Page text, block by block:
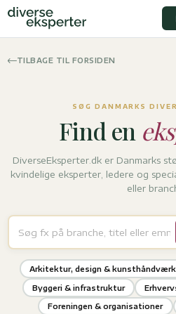
TILBAGE TIL FORSIDEN
SØG DANMARKS
Find en
DiverseEksperter.dk er Danmarks
kvindelige eksperter, ledere og
eller
Arkitektur, design & kunsthåndværk
Byggeri & infrastruktur
Foreningen & organisationer